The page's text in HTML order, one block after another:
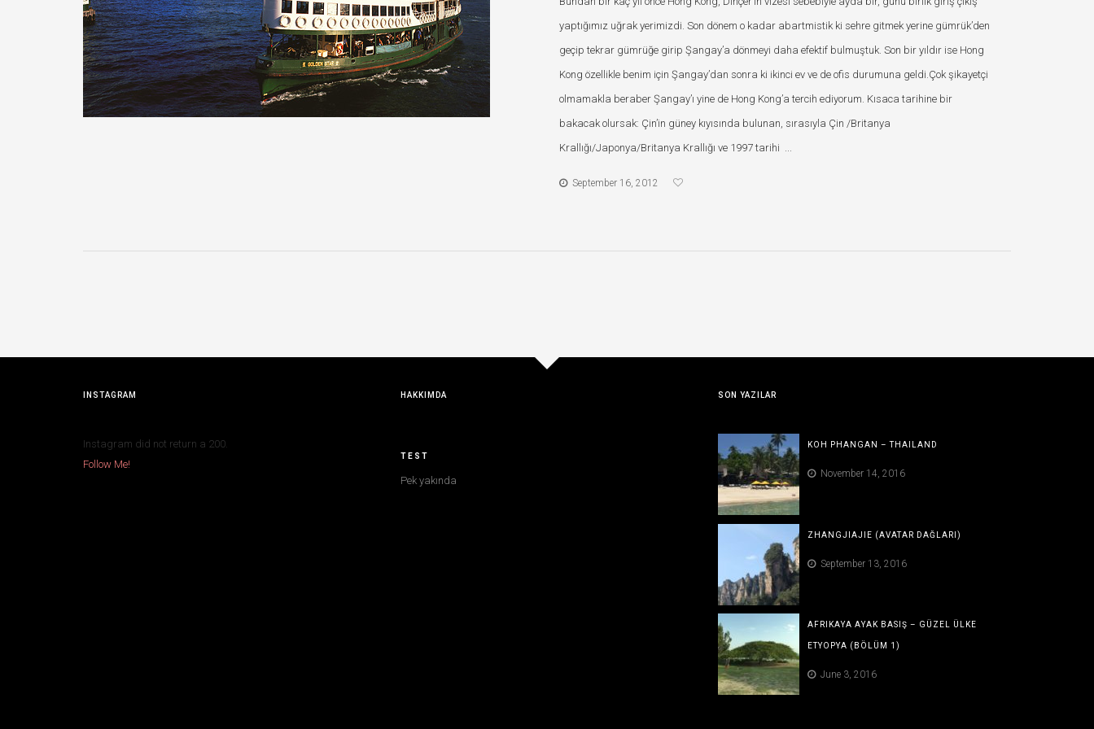
yaptığımız uğrak yerimizdi. Son dönem o kadar abartmistik ki sehre gitmek yerine gümrük’den
geçip tekrar gümrüğe girip Şangay’a dönmeyi daha efektif bulmuştuk. Son bir yıldır ise Hong
Kong özellikle benim için Şangay’dan sonra ki ikinci ev ve de ofis durumuna geldi.Çok şikayetçi
olmamakla beraber Şangay’ı yine de Hong Kong’a tercih ediyorum. Kısaca tarihine bir
bakacak olursak: Çin’in güney kıyısında bulunan, sırasıyla Çin /Britanya
Krallığı/Japonya/Britanya Krallığı ve 1997 tarihi ...
September 16, 2012
INSTAGRAM
Instagram did not return a 200.
Follow Me!
HAKKIMDA
TEST
Pek yakında
SON YAZILAR
KOH PHANGAN – THAILAND
November 14, 2016
ZHANGJIAJIE (AVATAR DAĞLARI)
September 13, 2016
AFRIKAYA AYAK BASIŞ – GÜZEL ÜLKE
ETYOPYA (BÖLÜM 1)
June 3, 2016